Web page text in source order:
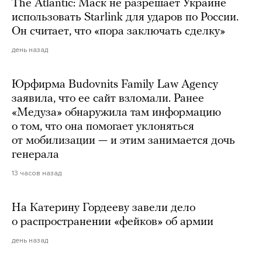
The Atlantic: Маск не разрешает Украине
использовать Starlink для ударов по России.
Он считает, что «пора заключать сделку»
день назад
Юрфирма Budovnits Family Law Agency
заявила, что ее сайт взломали. Ранее
«Медуза» обнаружила там информацию
о том, что она помогает уклоняться
от мобилизации — и этим занимается дочь
генерала
13 часов назад
На Катерину Гордееву завели дело
о распространении «фейков» об армии
день назад